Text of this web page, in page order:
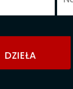
DZIEŁA